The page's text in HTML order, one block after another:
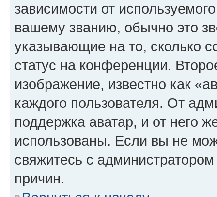
зависимости от
вашему званию, обычно это
указывающие на то, сколько
статус на конференции.
изображение, известно как
каждого пользователя. От
поддержка аватар, и от него
использованы. Если вы не
свяжитесь с
причин.